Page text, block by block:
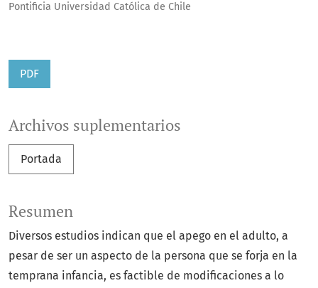
Pontificia Universidad Católica de Chile
PDF
Archivos suplementarios
Portada
Resumen
Diversos estudios indican que el apego en el adulto, a
pesar de ser un aspecto de la persona que se forja en la
temprana infancia, es factible de modificaciones a lo